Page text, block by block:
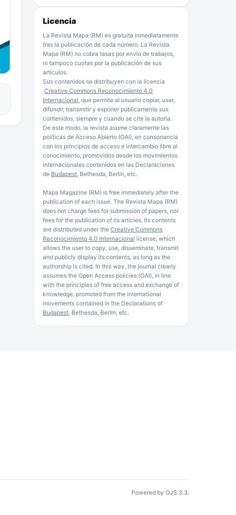
Licencia
La Revista Mapa (RM) es gratuita inmediatamente
tras la publicación de cada número. La Revista
Mapa (RM) no cobra tasas por envío de trabajos,
ni tampoco cuotas por la publicación de sus
artículos.
Sus contenidos se distribuyen con la licencia
Creative Commons Reconocimiento 4.0
Internacional, que permite al usuario copiar, usar,
difundir, transmitir y exponer públicamente sus
contenidos, siempre y cuando se cite la autoría.
De este modo, la revista asume claramente las
políticas de Acceso Abierto (OAI), en consonancia
con los principios de acceso e intercambio libre al
conocimiento, promovidos desde los movimientos
internacionales contenidos en las Declaraciones
de Budapest, Bethesda, Berlín, etc.
Mapa Magazine (RM) is free immediately after the
publication of each issue. The Revista Mapa (RM)
does not charge fees for submission of papers, nor
fees for the publication of its articles. Its contents
are distributed under the Creative Commons
Reconocimiento 4.0 Internacional license, which
allows the user to copy, use, disseminate, transmit
and publicly display its contents, as long as the
authorship is cited. In this way, the journal clearly
assumes the Open Access policies (OAI), in line
with the principles of free access and exchange of
knowledge, promoted from the international
movements contained in the Declarations of
Budapest, Bethesda, Berlin, etc.
Powered by OJS 3.3.